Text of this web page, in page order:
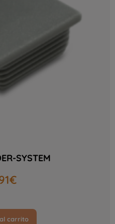
SYSTEM
€
carrito